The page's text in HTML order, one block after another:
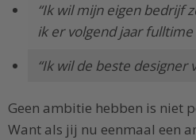
“Ik wil mijn eigen bedrijf
ik er volgend jaar fulltime
“Ik wil de beste designer
Geen ambitie hebben is niet
Want als jij nu eenmaal een